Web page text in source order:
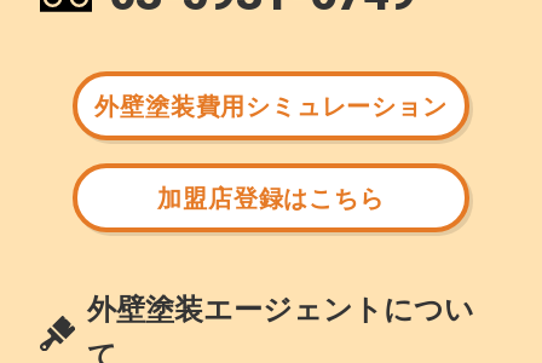
外壁塗装費用シミュレーション
加盟店登録はこちら
外壁塗装エージェントについ
て